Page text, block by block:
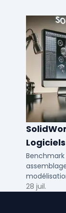
Benchmark
28 juil.